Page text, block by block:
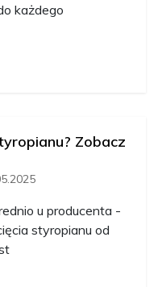
każdego
Zobacz
u producenta -
styropianu od